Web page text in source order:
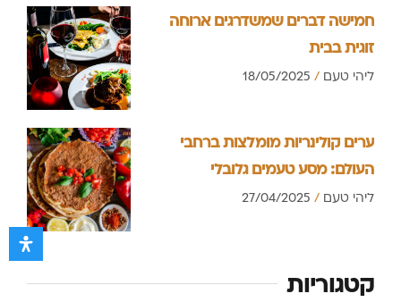
חמישה דברים שמשדרגים ארוחה
זוגית בבית
ליהי טעם
ערים קולינריות מומלצות ברחבי
העולם: מסע טעמים גלובלי
ליהי טעם
קטגוריות